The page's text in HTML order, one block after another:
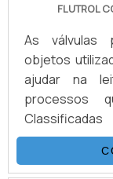
FLUTROL
As válvulas
objetos
ajudar na
processos
como